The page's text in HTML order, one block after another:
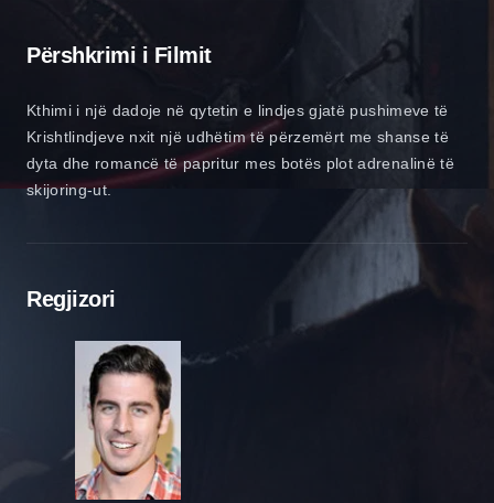
Përshkrimi i Filmit
Kthimi i një dadoje në qytetin e lindjes gjatë pushimeve të
Krishtlindjeve nxit një udhëtim të përzemërt me shanse të
dyta dhe romancë të papritur mes botës plot adrenalinë të
skijoring-ut.
Regjizori